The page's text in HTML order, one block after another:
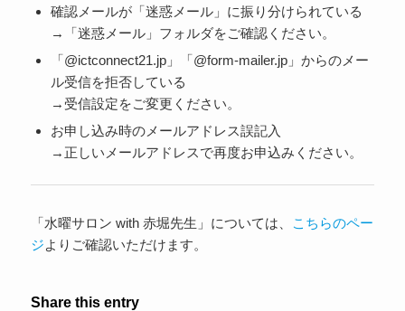
確認メールが「迷惑メール」に振り分けられている
→「迷惑メール」フォルダをご確認ください。
「@ictconnect21.jp」「@form-mailer.jp」からのメー
ル受信を拒否している
→受信設定をご変更ください。
お申し込み時のメールアドレス誤記入
→正しいメールアドレスで再度お申込みください。
「水曜サロン with 赤堀先生」については、
こちらのペー
ジよりご確認いただけます。
Share this entry